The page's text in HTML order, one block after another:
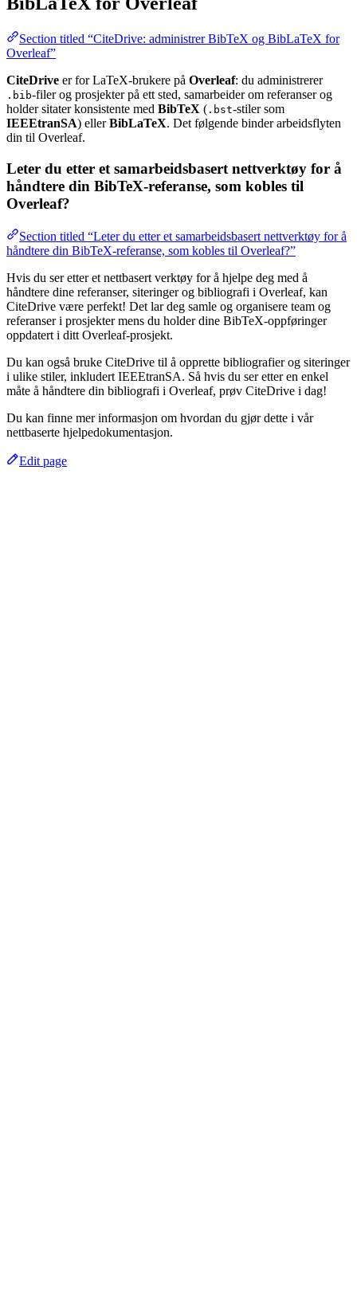
Section titled “CiteDrive: administrer BibTeX og BibLaTeX for
Overleaf”
CiteDrive er for LaTeX-brukere på Overleaf: du administrerer
.bib-filer og prosjekter på ett sted, samarbeider om referanser og
holder sitater konsistente med BibTeX ( .bst-stiler som
IEEEtranSA) ellerBibLaTeX. Det følgende binder arbeidsflyten
din til Overleaf.
Leter du etter et samarbeidsbasert nettverktøy for å
håndtere din BibTeX-referanse, som kobles til
Overleaf?
Section titled “Leter du etter et samarbeidsbasert nettverktøy for å
håndtere din BibTeX-referanse, som kobles til Overleaf?”
Hvis du ser etter et nettbasert verktøy for å hjelpe deg med å
håndtere dine referanser, siteringer og bibliografi i Overleaf, kan
CiteDrive være perfekt! Det lar deg samle og organisere team og
referanser i prosjekter mens du holder dine BibTeX-oppføringer
oppdatert i ditt Overleaf-prosjekt.
Du kan også bruke CiteDrive til å opprette bibliografier og siteringer
i ulike stiler, inkludert IEEEtranSA. Så hvis du ser etter en enkel
måte å håndtere din bibliografi i Overleaf, prøv CiteDrive i dag!
Du kan finne mer informasjon om hvordan du gjør dette i vår
nettbaserte hjelpedokumentasjon.
Edit page